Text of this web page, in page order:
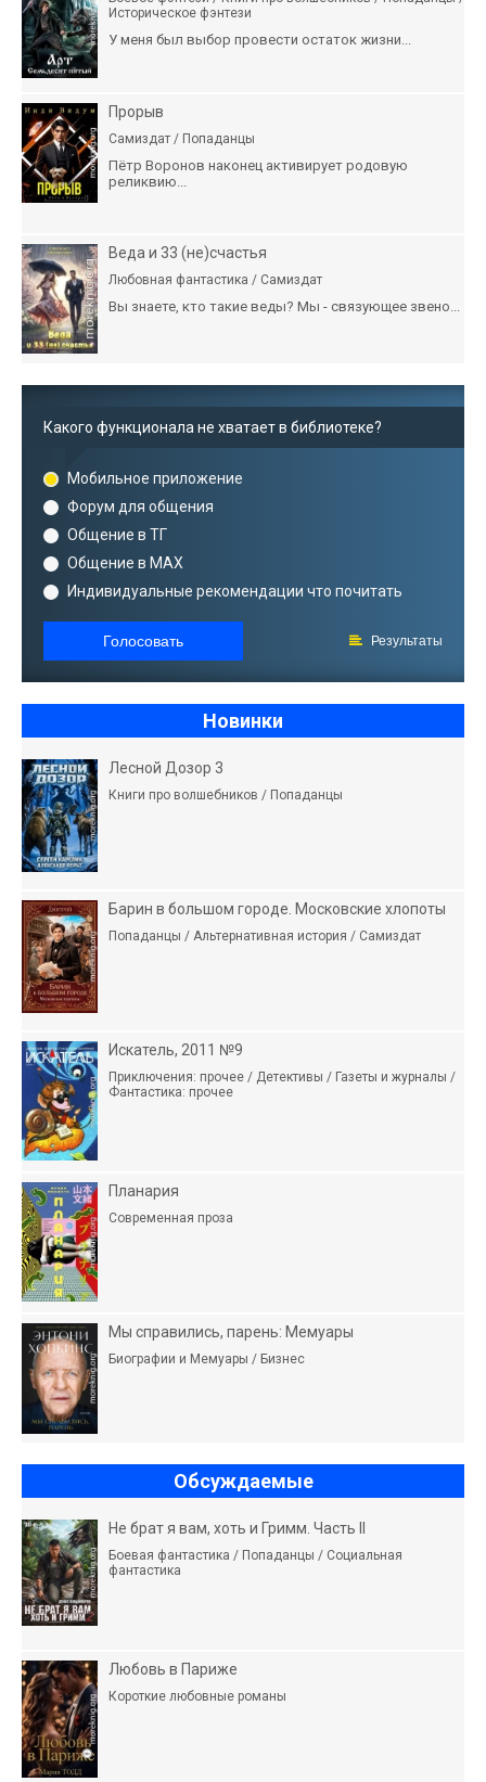
Историческое фэнтези
У меня был выбор провести остаток жизни...
Прорыв
Самиздат / Попаданцы
Пётр Воронов наконец активирует родовую
реликвию...
Веда и 33 (не)счастья
Любовная фантастика / Самиздат
Вы знаете, кто такие веды? Мы - связующее звено...
Какого функционала не хватает в библиотеке?
Мобильное приложение
Форум для общения
Общение в ТГ
Общение в MAX
Индивидуальные рекомендации что почитать
Голосовать Результаты
Новинки
Лесной Дозор 3
Книги про волшебников / Попаданцы
Барин в большом городе. Московские хлопоты
Попаданцы / Альтернативная история / Самиздат
Искатель, 2011 №9
Приключения: прочее / Детективы / Газеты и журналы /
Фантастика: прочее
Планария
Современная проза
Мы справились, парень: Мемуары
Биографии и Мемуары / Бизнес
Обсуждаемые
Не брат я вам, хоть и Гримм. Часть II
Боевая фантастика / Попаданцы / Социальная
фантастика
Любовь в Париже
Короткие любовные романы